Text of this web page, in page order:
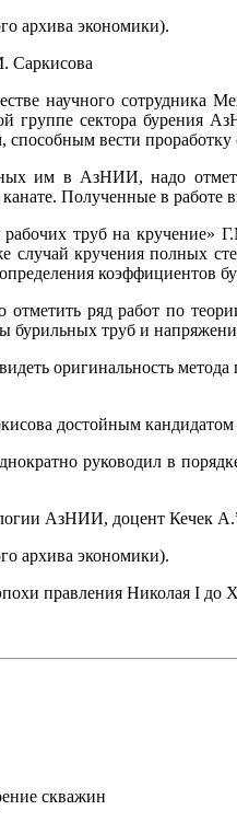
архива экономики).
Саркисова
научного сотрудника
группе сектора
вести
им в АзНИИ, надо
Полученные в
рабочих труб на
случай кручения полных
коэффициентов
ряд работ по
бурильных труб и
оригинальность
достойным кандидатом
руководил в
АзНИИ, доцент Кечек
архива экономики).
правления Николая I до
скважин